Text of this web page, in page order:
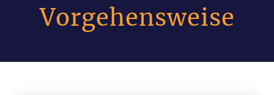
Vorgehensweise